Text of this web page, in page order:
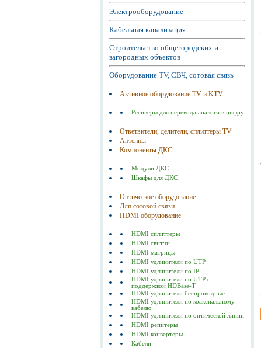
Электрооборудование
Кабельная канализация
Строительство общегородских и
загородных объектов
Оборудование TV, СВЧ, сотовая связь
Активное оборудование TV и KTV
Ресиверы для перевода аналога в цифру
Ответвители, делители, сплиттеры TV
Антенны
Компоненты ДКС
Модули ДКС
Шкафы для ДКС
Оптическое оборудование
Для сотовой связи
HDMI оборудование
HDMI сплиттеры
HDMI свитчи
HDMI матрицы
HDMI удлинители по UTP
HDMI удлинители по IP
HDMI удлинители по UTP с
поддержкой HDBase-T
HDMI удлинители беспроводные
HDMI удлинители по коаксиальному
кабелю
HDMI удлинители по оптической линии
HDMI репитеры
HDMI конвертеры
Кабели